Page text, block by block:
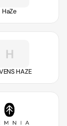
HaZe
H
HAZE